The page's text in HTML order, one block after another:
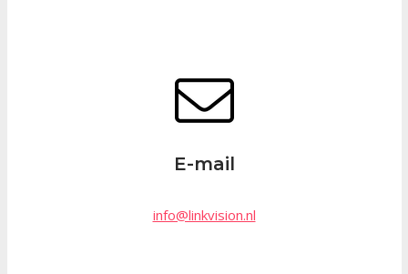
E-mail
info@linkvision.nl